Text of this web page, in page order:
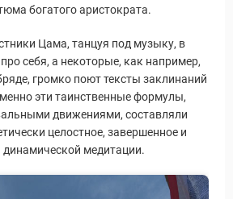
богатого аристократа.
Цама, танцуя под музыку, в
себя, а некоторые, как например,
громко поют тексты заклинаний
эти таинственные формулы,
движениями, составляли
целостное, завершенное и
динамической медитации.